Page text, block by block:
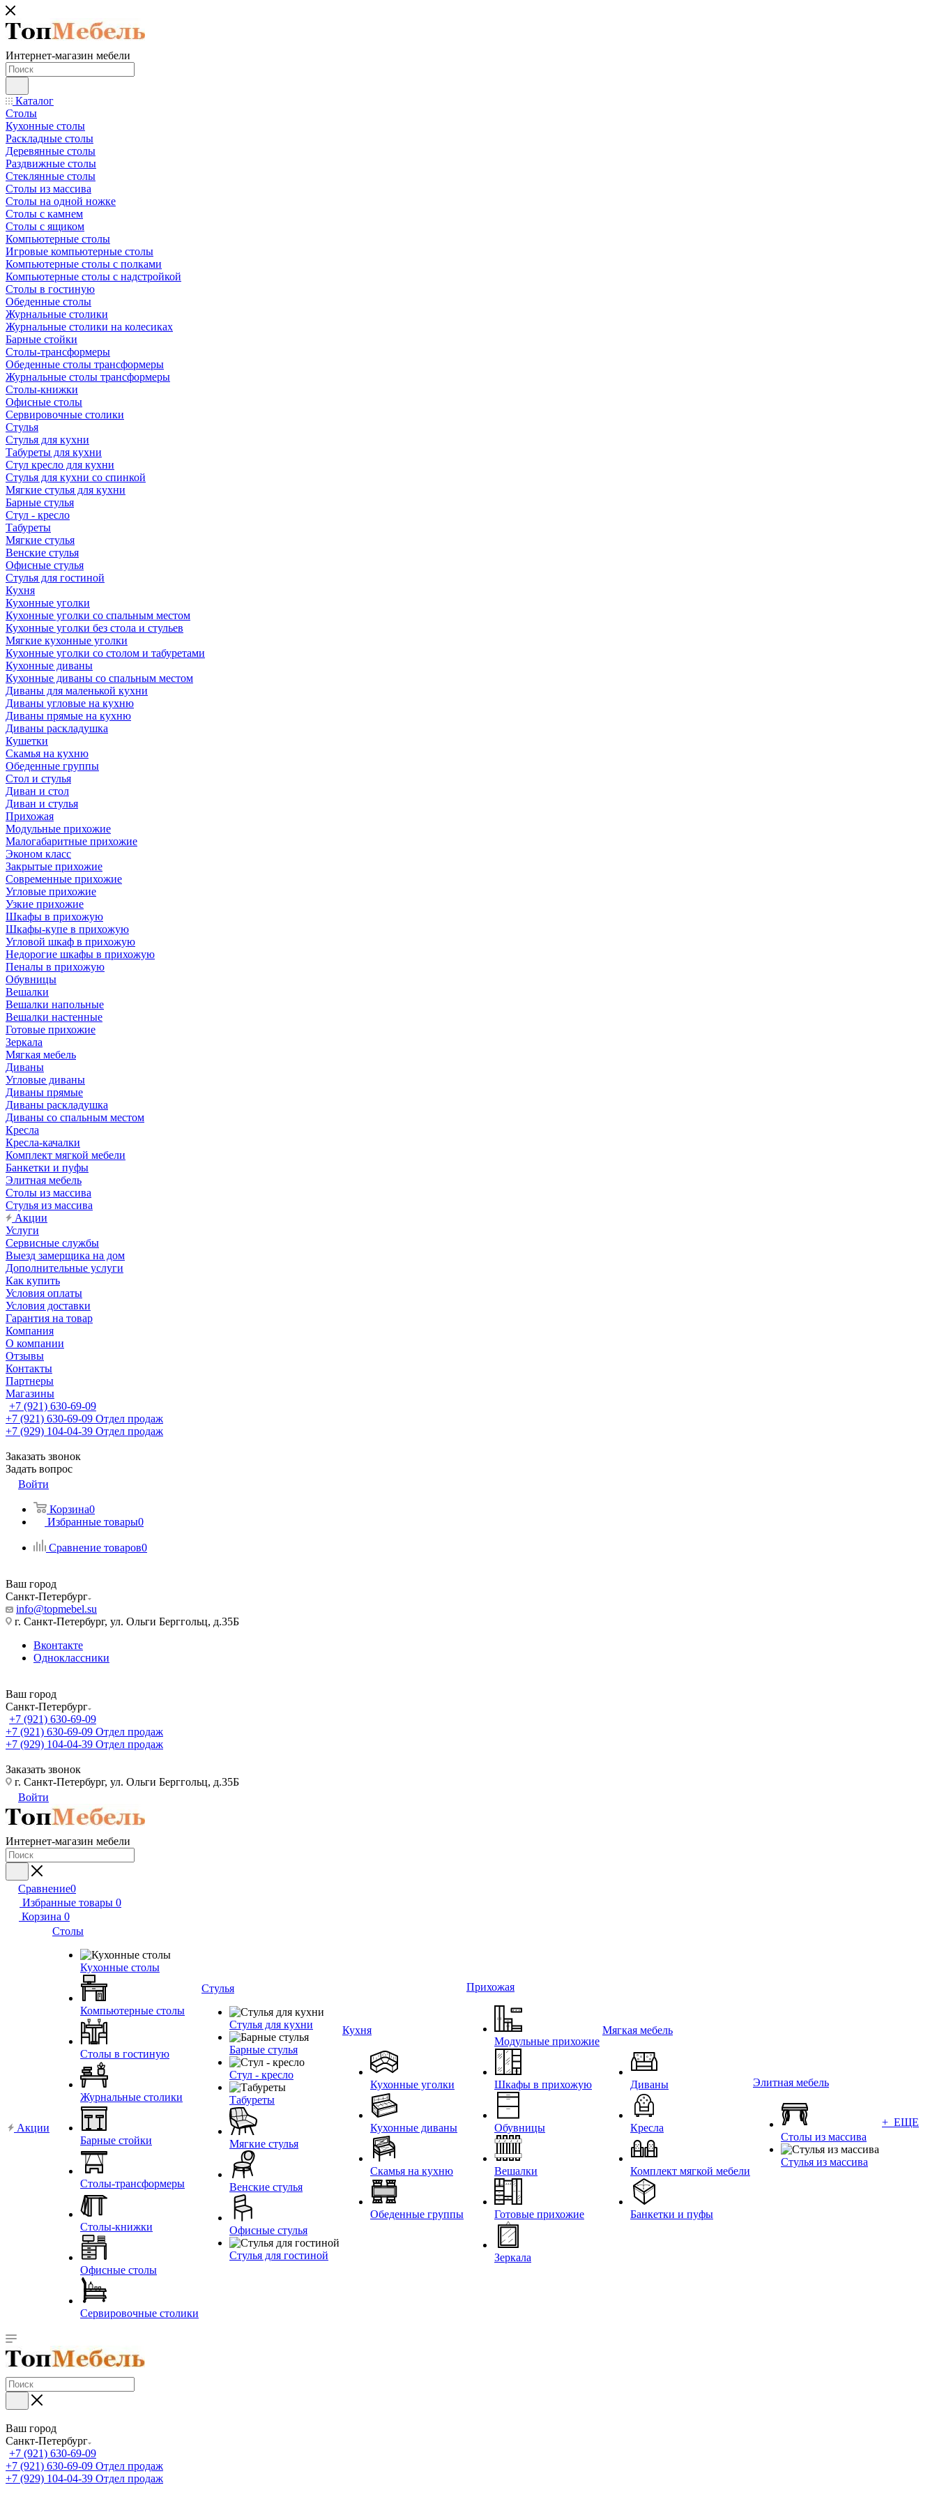
Интернет-магазин мебели
Каталог
Столы
Кухонные столы
Раскладные столы
Деревянные столы
Раздвижные столы
Стеклянные столы
Столы из массива
Столы на одной ножке
Столы с камнем
Столы с ящиком
Компьютерные столы
Игровые компьютерные столы
Компьютерные столы с полками
Компьютерные столы с надстройкой
Столы в гостиную
Обеденные столы
Журнальные столики
Журнальные столики на колесиках
Барные стойки
Столы-трансформеры
Обеденные столы трансформеры
Журнальные столы трансформеры
Столы-книжки
Офисные столы
Сервировочные столики
Стулья
Стулья для кухни
Табуреты для кухни
Стул кресло для кухни
Стулья для кухни со спинкой
Мягкие стулья для кухни
Барные стулья
Стул - кресло
Табуреты
Мягкие стулья
Венские стулья
Офисные стулья
Стулья для гостиной
Кухня
Кухонные уголки
Кухонные уголки со спальным местом
Кухонные уголки без стола и стульев
Мягкие кухонные уголки
Кухонные уголки со столом и табуретами
Кухонные диваны
Кухонные диваны со спальным местом
Диваны для маленькой кухни
Диваны угловые на кухню
Диваны прямые на кухню
Диваны раскладушка
Кушетки
Скамья на кухню
Обеденные группы
Стол и стулья
Диван и стол
Диван и стулья
Прихожая
Модульные прихожие
Малогабаритные прихожие
Эконом класс
Закрытые прихожие
Современные прихожие
Угловые прихожие
Узкие прихожие
Шкафы в прихожую
Шкафы-купе в прихожую
Угловой шкаф в прихожую
Недорогие шкафы в прихожую
Пеналы в прихожую
Обувницы
Вешалки
Вешалки напольные
Вешалки настенные
Готовые прихожие
Зеркала
Мягкая мебель
Диваны
Угловые диваны
Диваны прямые
Диваны раскладушка
Диваны со спальным местом
Кресла
Кресла-качалки
Комплект мягкой мебели
Банкетки и пуфы
Элитная мебель
Столы из массива
Стулья из массива
Акции
Услуги
Сервисные службы
Выезд замерщика на дом
Дополнительные услуги
Как купить
Условия оплаты
Условия доставки
Гарантия на товар
Компания
О компании
Отзывы
Контакты
Партнеры
Магазины
+7 (921) 630-69-09
+7 (921) 630-69-09 Отдел продаж
+7 (929) 104-04-39 Отдел продаж
Заказать звонок
Задать вопрос
Войти
Корзина0
Избранные товары0
Сравнение товаров0
Ваш город
Санкт-Петербург
info@topmebel.su
г. Санкт-Петербург, ул. Ольги Берггольц, д.35Б
Вконтакте
Одноклассники
Ваш город
Санкт-Петербург
+7 (921) 630-69-09
+7 (921) 630-69-09 Отдел продаж
+7 (929) 104-04-39 Отдел продаж
Заказать звонок
г. Санкт-Петербург, ул. Ольги Берггольц, д.35Б
Войти
Интернет-магазин мебели
Сравнение0
Избранные товары 0
Корзина 0
Акции
Столы
Кухонные столы
Компьютерные столы
Столы в гостиную
Журнальные столики
Барные стойки
Столы-трансформеры
Столы-книжки
Офисные столы
Сервировочные столики
Стулья
Стулья для кухни
Барные стулья
Стул - кресло
Табуреты
Мягкие стулья
Венские стулья
Офисные стулья
Стулья для гостиной
Кухня
Кухонные уголки
Кухонные диваны
Скамья на кухню
Обеденные группы
Прихожая
Модульные прихожие
Шкафы в прихожую
Обувницы
Вешалки
Готовые прихожие
Зеркала
Мягкая мебель
Диваны
Кресла
Комплект мягкой мебели
Банкетки и пуфы
Элитная мебель
Столы из массива
Стулья из массива
+ ЕЩЕ
Ваш город
Санкт-Петербург
+7 (921) 630-69-09
+7 (921) 630-69-09 Отдел продаж
+7 (929) 104-04-39 Отдел продаж